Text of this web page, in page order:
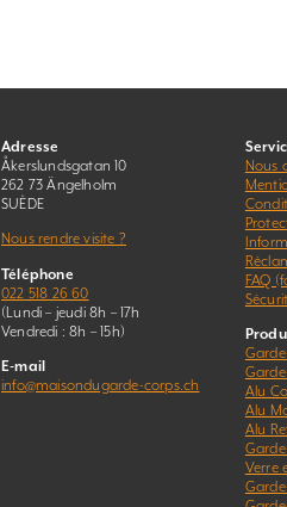
Adresse
Åkerslundsgatan 10
262 73 Ängelholm
SUÈDE
Nous rendre visite ?
Téléphone
022 518 26 60
(Lundi – jeudi 8h – 17h
Vendredi : 8h – 15h)
E-mail
info@maisondugarde-corps.ch
Nous
FAQ
Alu
Alu
Alu
Verre